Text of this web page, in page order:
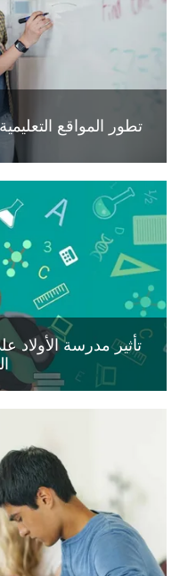
تطور المواقع
تأثير مدرسة الأولاد